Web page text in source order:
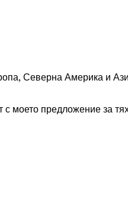
Северна Америка и
моето предложение за